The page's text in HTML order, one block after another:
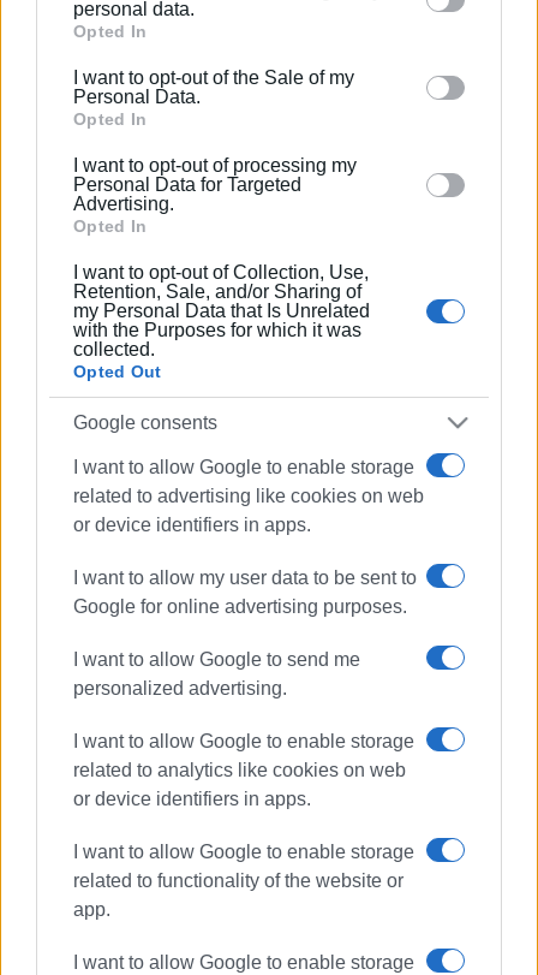
Google services and may gather and store information
behaviour. You may click to grant or deny consent to
Google and its third-party tags to use your data for
section.
personal data.
Opted In
I want to opt-out of the Sale of my
Personal Data.
Opted In
I want to opt-out of processing my
Personal Data for Targeted
Advertising.
Opted In
I want to opt-out of Collection, Use,
Retention, Sale, and/or Sharing of
my Personal Data that Is Unrelated
with the Purposes for which it was
collected.
Opted Out
Google consents
I want to allow Google to enable storage
related to advertising like cookies on web
or device identifiers in apps.
I want to allow my user data to be sent to
Google for online advertising purposes.
I want to allow Google to send me
personalized advertising.
I want to allow Google to enable storage
related to analytics like cookies on web
or device identifiers in apps.
I want to allow Google to enable storage
related to functionality of the website or
app.
I want to allow Google to enable storage
Εμφανίσεις: 186
Ακολουθήστε το enimerosi στοFacebook
Συνδρομητές στο e-paper